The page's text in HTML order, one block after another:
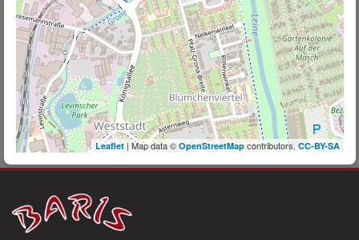
Leaflet| Map data © OpenStreetMapcontributors, CC-BY-SA